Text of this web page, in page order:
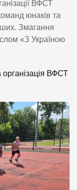
ВФСТ
юнаків та
Змагання
«З Україною
організація ВФСТ